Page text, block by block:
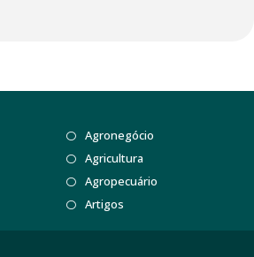
Agronegócio
Agricultura
Agropecuário
Artigos